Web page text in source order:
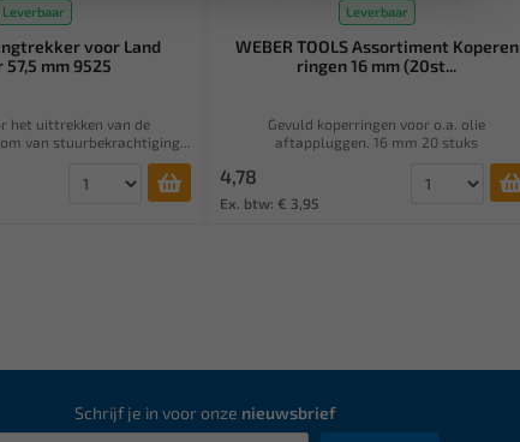
Leverbaar
voor Land
57,5 mm 9525
het uittrekken van de
van stuurbekrachtiging...
Leverbaar
WEBER TOOLS Assortiment Koperen
ringen 16 mm (20st...
Gevuld koperringen voor o.a. olie
aftappluggen. 16 mm 20 stuks
4,78
Ex. btw: € 3,95
Schrijf je in voor onze nieuwsbrief